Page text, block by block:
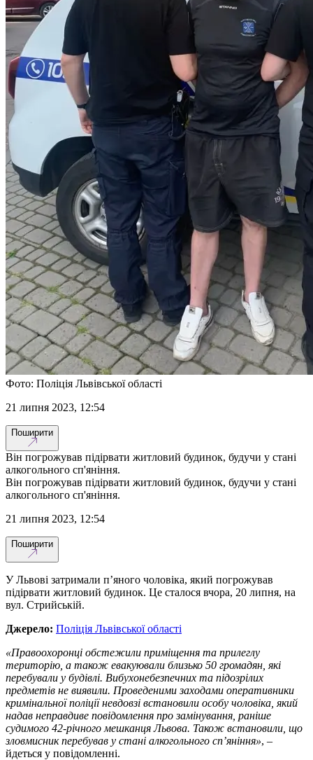
Фото: Поліція Львівської області
21 липня 2023, 12:54
Поширити
Він погрожував підірвати житловий будинок, будучи у стані
алкогольного сп'яніння.
Він погрожував підірвати житловий будинок, будучи у стані
алкогольного сп'яніння.
21 липня 2023, 12:54
Поширити
У Львові затримали п’яного чоловіка, який погрожував
підірвати житловий будинок. Це сталося вчора, 20 липня, на
вул. Стрийській.
Джерело: Поліція Львівської області
«Правоохоронці обстежили приміщення та прилеглу
територію, а також евакуювали близько 50 громадян, які
перебували у будівлі. Вибухонебезпечних та підозрілих
предметів не виявили. Проведеними заходами оперативники
кримінальної поліції невдовзі встановили особу чоловіка, який
надав неправдиве повідомлення про замінування, раніше
судимого 42-річного мешканця Львова. Також встановили, що
зловмисник перебував у стані алкогольного сп’яніння», –
йдеться у повідомленні.